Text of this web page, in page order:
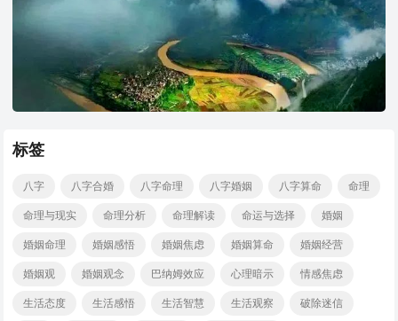
标签
八字 八字合婚 八字命理 八字婚姻 八字算命
命理
命理与现实
命理分析 命理解读 命运与选择
婚姻
婚姻命理
婚姻感悟 婚姻焦虑 婚姻算命
婚姻经营
婚姻观
婚姻观念 巴纳姆效应 心理暗示
情感焦虑
生活态度
生活感悟 生活智慧 生活观察
破除迷信